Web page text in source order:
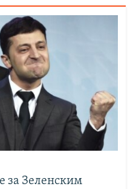
за Зеленским